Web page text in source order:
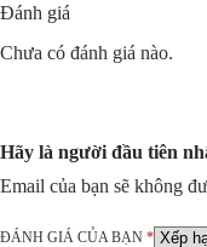
Đánh giá
Chưa có đánh giá nào.
Hãy là người đầu tiên
Email của bạn sẽ không
ĐÁNH GIÁ CỦA BẠN *